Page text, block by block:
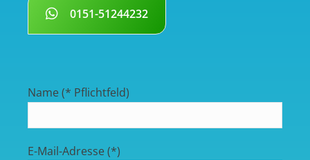
0151-51244232
Name (* Pflichtfeld)
E-Mail-Adresse (*)